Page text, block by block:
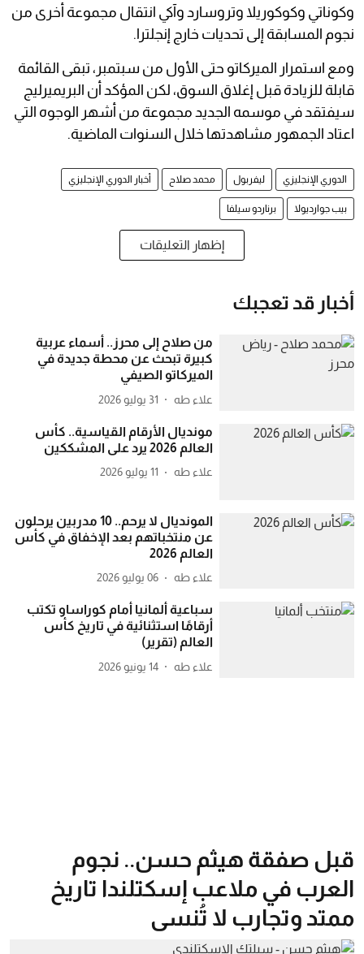
وكوناتي وكوكوريلا وتروسارد وآكي انتقال مجموعة أخرى من
نجوم المسابقة إلى تحديات خارج إنجلترا.
ومع استمرار الميركاتو حتى الأول من سبتمبر، تبقى القائمة
قابلة للزيادة قبل إغلاق السوق، لكن المؤكد أن البريميرليج
سيفتقد في موسمه الجديد مجموعة من أشهر الوجوه التي
اعتاد الجمهور مشاهدتها خلال السنوات الماضية.
الدوري الإنجليزي ليفربول محمد صلاح أخبار الدوري الإنجليزي
بيب جوارديولا برناردو سيلفا
إظهار التعليقات
أخبار قد تعجبك
من صلاح إلى محرز.. أسماء عربية
كبيرة تبحث عن محطة جديدة في
الميركاتو الصيفي
علاء طه 31 يوليو 2026
مونديال الأرقام القياسية.. كأس
العالم 2026 يرد على المشككين
علاء طه 11 يوليو 2026
المونديال لا يرحم.. 10 مدربين يرحلون
عن منتخباتهم بعد الإخفاق في كأس
العالم 2026
علاء طه 06 يوليو 2026
سباعية ألمانيا أمام كوراساو تكتب
أرقامًا استثنائية في تاريخ كأس
العالم (تقرير)
علاء طه 14 يونيو 2026
قبل صفقة هيثم حسن.. نجوم
العرب في ملاعب إسكتلندا تاريخ
ممتد وتجارب لا تُنسى